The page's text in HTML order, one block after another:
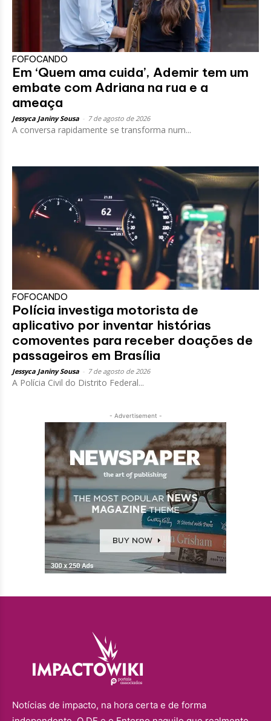
FOFOCANDO
Em ‘Quem ama cuida’, Ademir tem um
embate com Adriana na rua e a
ameaça
Jessyca Janiny Sousa 7 de agosto de 2026
A conversa rapidamente se transforma num...
FOFOCANDO
Polícia investiga motorista de
aplicativo por inventar histórias
comoventes para receber doações de
passageiros em Brasília
Jessyca Janiny Sousa 7 de agosto de 2026
A Polícia Civil do Distrito Federal...
- Advertisement -
Notícias de impacto, na hora certa e de forma